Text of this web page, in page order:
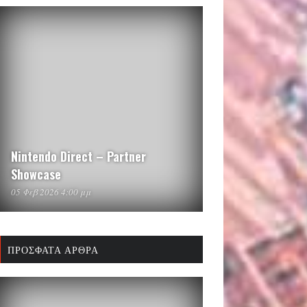
Nintendo Direct – Partner
Showcase
05 Φεβ 2026 4:00 μμ
ΠΡΌΣΦΑΤΑ ΆΡΘΡΑ